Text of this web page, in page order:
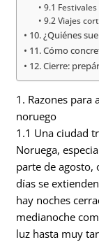
9.1
9.2 Viajes
10. ¿Quiénes
11. Cómo
12. Cierre:
1. Razones para
noruego
1.1 Una ciudad
Noruega,
parte de agosto,
días se
hay noches
medianoche
luz hasta muy